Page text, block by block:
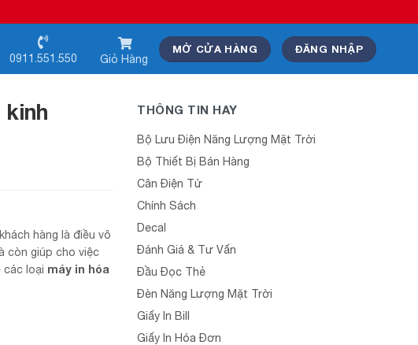
0911.551.550 Giỏ Hàng
MỞ CỬA HÀNG ĐĂNG NHẬP
hàng là điều vô
còn giúp cho việc
các loại máy in hóa
THÔNG TIN HAY
Bộ Lưu Điện Năng Lượng Mặt Trời
Bộ Thiết Bị Bán Hàng
Cân Điện Tử
Chính Sách
Decal
Đánh Giá & Tư Vấn
Đầu Đọc Thẻ
Đèn Năng Lượng Mặt Trời
Giấy In Bill
Giấy In Hóa Đơn